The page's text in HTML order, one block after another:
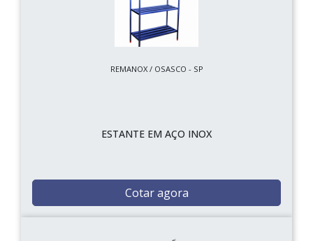
REMANOX / OSASCO - SP
ESTANTE EM AÇO INOX
Cotar agora